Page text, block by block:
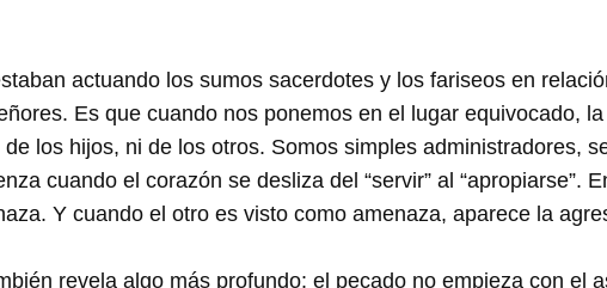
actuando los sumos sacerdotes y los fariseos en
Es que cuando nos ponemos en el lugar equivocado,
los hijos, ni de los otros. Somos simples administradores,
cuando el corazón se desliza del “servir” al
Y cuando el otro es visto como amenaza, aparece la
revela algo más profundo: el pecado no empieza con el